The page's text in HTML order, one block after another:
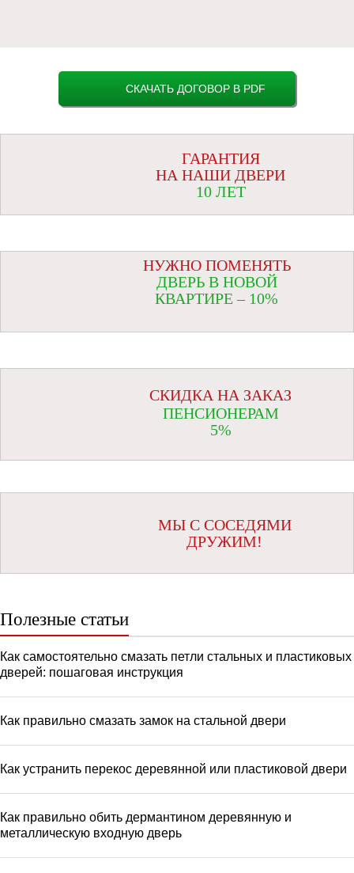
СКАЧАТЬ ДОГОВОР В PDF
ГАРАНТИЯ
НА НАШИ ДВЕРИ
10 ЛЕТ
НУЖНО ПОМЕНЯТЬ
ДВЕРЬ В НОВОЙ
КВАРТИРЕ – 10%
СКИДКА НА ЗАКАЗ
ПЕНСИОНЕРАМ
5%
МЫ С СОСЕДЯМИ
ДРУЖИМ!
Полезные статьи
Как самостоятельно смазать петли стальных и пластиковых
дверей: пошаговая инструкция
Как правильно смазать замок на стальной двери
Как устранить перекос деревянной или пластиковой двери
Как правильно обить дермантином деревянную и
металлическую входную дверь